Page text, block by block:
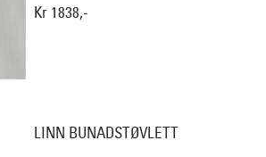
Kr 1838,-
LINN BUNADSTØVLETT